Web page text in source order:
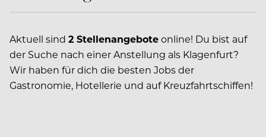
Aktuell sind 2 Stellenangeboteonline! Du bist auf
der Suche nach einer Anstellung als Klagenfurt?
Wir haben für dich die besten Jobs der
Gastronomie, Hotellerie und auf Kreuzfahrtschiffen!